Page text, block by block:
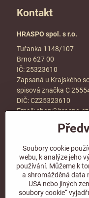
Kontakt
HRASPO spol. s r.o.
Tuřanka 1148/107
Brno 627 00
IČ: 25323610
Zapsaná u Krajského
spisová značka C
DIČ: CZ25323610
Email:shop@hraspo.cz
Obchodní podmínky
Více info v sekcikontakt
Soubory cookie
webu, k analýze jeho
používání. Můžeme k
a shromážděná data
USA nebo jiných
soubory cookie“